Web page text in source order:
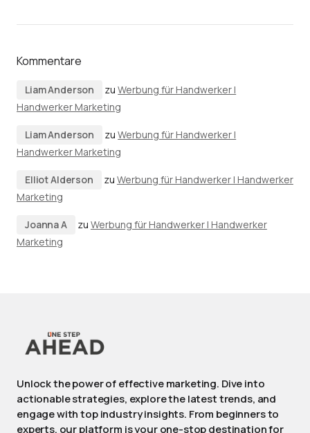
Kommentare
Liam Anderson zuWerbung für Handwerker |
Handwerker Marketing
Liam Anderson zuWerbung für Handwerker |
Handwerker Marketing
Elliot Alderson zu Werbung für Handwerker | Handwerker
Marketing
Joanna A zu Werbung für Handwerker | Handwerker
Marketing
Unlock the power of effective marketing. Dive into
actionable strategies, explore the latest trends, and
engage with top industry insights. From beginners to
experts, our platform is your one-stop destination for